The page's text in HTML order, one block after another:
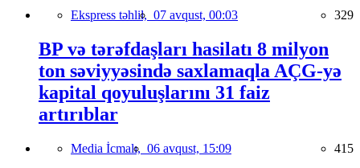
Ekspress təhlil, 07 avqust, 00:03 329
BP və tərəfdaşları hasilatı 8 milyon
ton səviyyəsində saxlamaqla AÇG-yə
kapital qoyuluşlarını 31 faiz
artırıblar
Media İcmalı, 06 avqust, 15:09 415